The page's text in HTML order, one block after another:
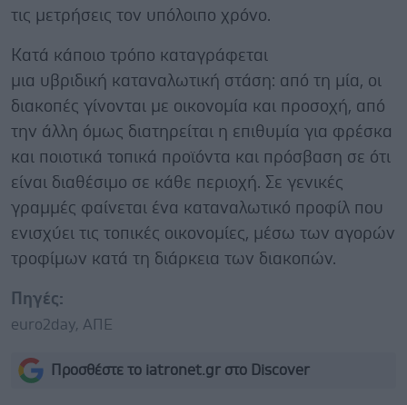
τις μετρήσεις τον υπόλοιπο χρόνο.
Κατά κάποιο τρόπο καταγράφεται
μια υβριδική καταναλωτική στάση: από τη μία, οι
διακοπές γίνονται με οικονομία και προσοχή, από
την άλλη όμως διατηρείται η επιθυμία για φρέσκα
και ποιοτικά τοπικά προϊόντα και πρόσβαση σε ότι
είναι διαθέσιμο σε κάθε περιοχή. Σε γενικές
γραμμές φαίνεται ένα καταναλωτικό προφίλ που
ενισχύει τις τοπικές οικονομίες, μέσω των αγορών
τροφίμων κατά τη διάρκεια των διακοπών.
Πηγές:
euro2day, ΑΠΕ
Προσθέστε το iatronet.gr στο Discover